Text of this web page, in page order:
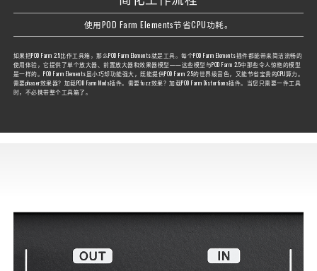
使用POD Farm Elements节省CPU功耗。
如果把POD Farm 2.5比作工具箱，那么POD Farm Elements就是工具。每个POD Farm Elements插件都能带来简洁流畅的
使用体验，它提供了单个放大器、前置放大器和效果器模型——这些模型与POD Farm 2.5中那些令人惊艳的模型
是一样的。POD Farm Elements虽小巧却功能强大，既能提供POD Farm 2.5的世界级音色，又能节省宝贵的CPU算力。
需要phaser效果器？加载POD Farm Mods插件。需要fuzz效果？加载POD Farm Distortions插件。当您只需要一件工具
时，不必携带整个工具箱了。